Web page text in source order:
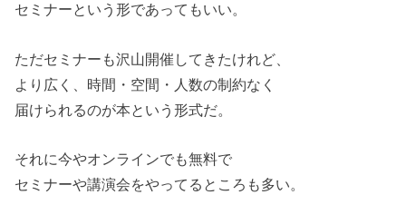
セミナーという形であってもいい。
ただセミナーも沢山開催してきたけれど、
より広く、時間・空間・人数の制約なく
届けられるのが本という形式だ。
それに今やオンラインでも無料で
セミナーや講演会をやってるところも多い。